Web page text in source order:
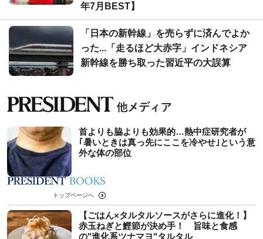
年7月BEST】
「日本の新幹線」を売らずに済んでよか
った...「走るほど大赤字」インドネシア
新幹線を勝ち取った習近平の大誤算
首よりも脇よりも効果的…熱中症研究者が
｢暑いときは真っ先にここを冷やせ｣という意
外な体の部位
トップページへ
【ごはん×タルタルソースがさらに進化！】
赤玉ねぎと鰹節が決め手！ 旨味と食感
の"進化系ツナマヨ"タルタル